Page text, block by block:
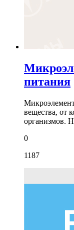
питания
вещества, от
организмов.
0
1187